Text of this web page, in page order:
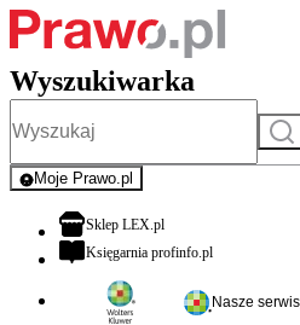
Wyszukiwarka
Moje Prawo.pl
- rejestracja i logowanie do
Sklep LEX.plotwiera się w nowej
Księgarnia profinfo.plotwiera się w
Nasze